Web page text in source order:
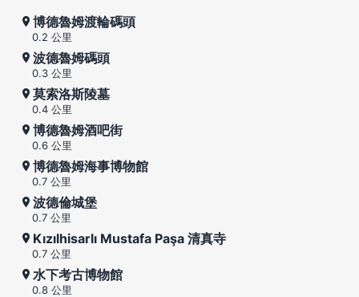
博德魯姆渡輪碼頭
0.2 公里
波德魯姆碼頭
0.3 公里
莫索洛斯陵墓
0.4 公里
博德魯姆酒吧街
0.6 公里
博德魯姆海事博物館
0.7 公里
波德倫城堡
0.7 公里
Kızılhisarlı Mustafa Paşa 清真寺
0.7 公里
水下考古博物館
0.8 公里